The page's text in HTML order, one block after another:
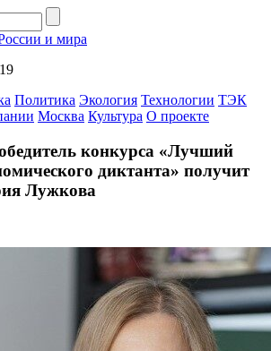
и мира
Политика Экология Технологии ТЭК
Москва Культура О проекте
конкурса «Лучший
диктанта» получит
Лужкова